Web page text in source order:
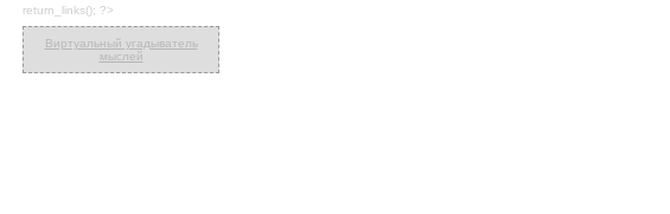
return_links(); ?>
Виртуальный угадыватель
мыслей